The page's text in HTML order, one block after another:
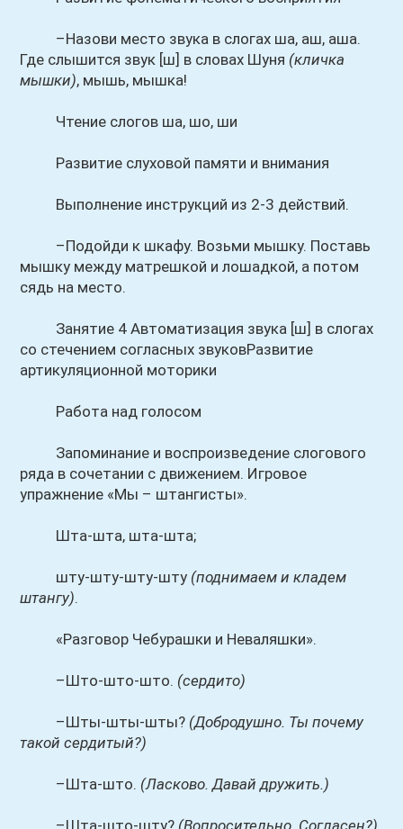
–Назови место звука в слогах ша, аш, аша.
Где слышится звук [ш] в словах Шуня (кличка
мышки), мышь, мышка!
Чтение слогов ша, шо, ши
Развитие слуховой памяти и внимания
Выполнение инструкций из 2-3 действий.
–Подойди к шкафу. Возьми мышку. Поставь
мышку между матрешкой и лошадкой, а потом
сядь на место.
Занятие 4 Автоматизация звука [ш] в слогах
со стечением согласных звуковРазвитие
артикуляционной моторики
Работа над голосом
Запоминание и воспроизведение слогового
ряда в сочетании с движением. Игровое
упражнение «Мы – штангисты».
Шта-шта, шта-шта;
шту-шту-шту-шту (поднимаем и кладем
штангу).
«Разговор Чебурашки и Неваляшки».
–Што-што-што. (сердито)
–Шты-шты-шты? (Добродушно. Ты почему
такой сердитый?)
–Шта-што. (Ласково. Давай дружить.)
–Шта-што-шту? (Вопросительно. Согласен?)